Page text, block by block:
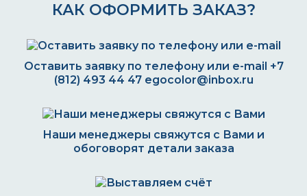
КАК ОФОРМИТЬ ЗАКАЗ?
Оставить заявку по телефону или e-mail +7
(812) 493 44 47 egocolor@inbox.ru
Наши менеджеры свяжутся с Вами и
обоговорят детали заказа